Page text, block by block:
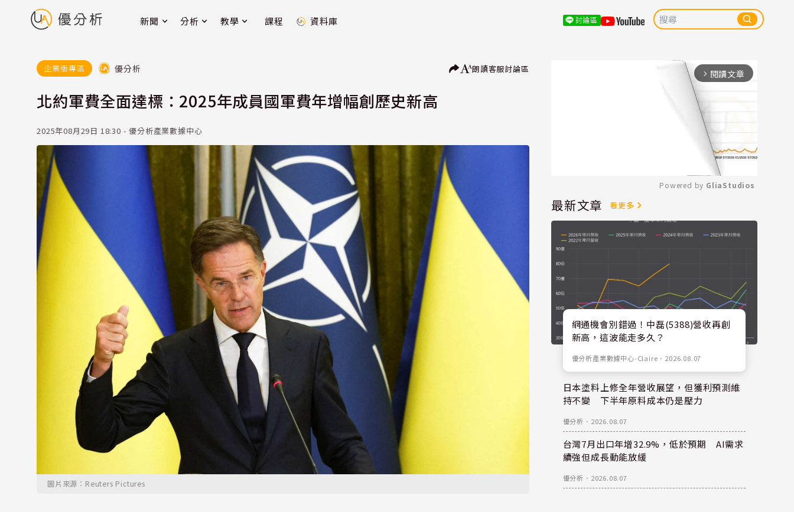
新聞 分析 教學 課程 資料庫 討論區
企業版專區 優分析 朗讀客服討論區
北約軍費全面達標：2025年成員國軍費年增幅創歷史新高
2025年08月29日 18:30 - 優分析產業數據中心
圖片來源：Reuters Pictures
arrow_forward_ios 閱讀文章
Mute
Powered by GliaStudios
最新文章 看更多
網通機會別錯過！中磊(5388)營收再創
新高，這波能走多久？
優分析產業數據中心-Claire ． 2026.08.07
日本塗料上修全年營收展望，但獲利預測維
持不變 下半年原料成本仍是壓力
優分析 ． 2026.08.07
台灣7月出口年增32.9%，低於預期 AI需求
續強但成長動能放緩
優分析 ． 2026.08.07